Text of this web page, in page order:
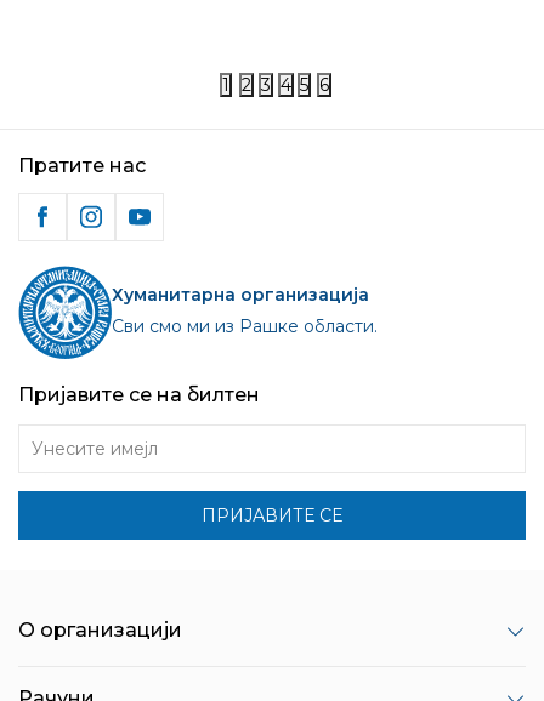
1 2 3 4 5 6
Пратите нас
Хуманитарна организација
Сви смо ми из Рашке области.
Пријавите се на билтен
Унесите имејл
ПРИЈАВИТЕ СЕ
О организацији